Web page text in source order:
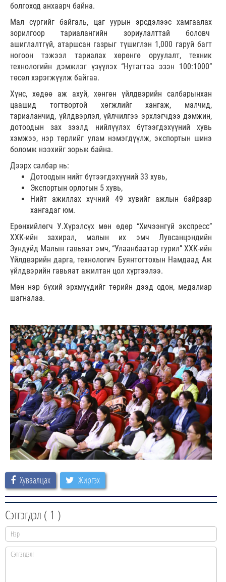
болгоход анхаарч байна.
Мал сүргийг байгаль, цаг уурын эрсдэлээс хамгаалах
зорилгоор тариалангийн зориулалттай боловч
ашиглалтгүй, атаршсан газрыг түшиглэн 1,000 гаруй багт
ногоон тэжээл тариалах хөрөнгө оруулалт, техник
технологийн дэмжлэг үзүүлэх “Нутагтаа эзэн 100:1000”
төсөл хэрэгжүүлж байгаа.
Хүнс, хөдөө аж ахуй, хөнгөн үйлдвэрийн салбарынхан
цаашид тогтвортой хөгжлийг хангаж, малчид,
тариаланчид, үйлдвэрлэл, үйлчилгээ эрхлэгчдээ дэмжин,
дотоодын зах зээлд нийлүүлэх бүтээгдэхүүний хувь
хэмжээ, нэр төрлийг улам нэмэгдүүлж, экспортын шинэ
боломж нээхийг зорьж байна.
Дээрх салбар нь:
Дотоодын нийт бүтээгдэхүүний 33 хувь,
Экспортын орлогын 5 хувь,
Нийт ажиллах хүчний 49 хувийг ажлын байраар
хангадаг юм.
Ерөнхийлөгч У.Хүрэлсүх мөн өдөр “Хичээнгүй экспресс”
ХХК-ийн захирал, малын их эмч Лувсанцэндийн
Зундуйд Малын гавьяат эмч, “Улаанбаатар гурил” ХХК-ийн
Үйлдвэрийн дарга, технологич Буянтогтохын Намдаад Аж
үйлдвэрийн гавьяат ажилтан цол хүртээлээ.
Мөн нэр бүхий эрхмүүдийг төрийн дээд одон, медалиар
шагналаа.
Хуваалцах Жиргэх
Сэтгэгдэл ( 1 )